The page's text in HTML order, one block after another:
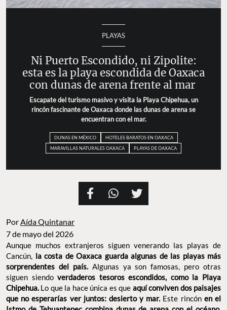
PLAYAS
Ni Puerto Escondido, ni Zipolite:
esta es la playa escondida de Oaxaca
con dunas de arena frente al mar
Escapate del turismo masivo y visita la Playa Chipehua, un
rincón fascinante de Oaxaca donde las dunas de arena se
encuentran con el mar.
DUNAS EN MÉXICO
HOTELES BARATOS EN OAXACA
MARAVILLAS NATURALES OAXACA
PLAYAS DE OAXACA
PorAída Quintanar
7 de mayo del 2026
Aunque muchos extranjeros siguen venerando las playas de
Cancún, la costa de Oaxaca guarda algunas de las playas más
sorprendentes del país.Algunas ya son famosas, pero otras
siguen siendoverdaderos tesoros escondidos, como la Playa
Chipehua. Lo que la hace única es que aquí conviven dos paisajes
que no esperarías ver juntos: desierto y mar. Este rincón en el